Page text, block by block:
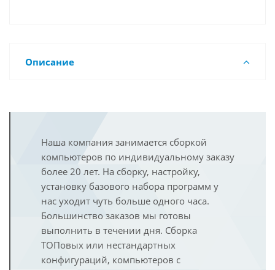
Описание
Наша компания занимается сборкой
компьютеров по индивидуальному заказу
более 20 лет. На сборку, настройку,
установку базового набора программ у
нас уходит чуть больше одного часа.
Большинство заказов мы готовы
выполнить в течении дня. Сборка
ТОПовых или нестандартных
конфигураций, компьютеров с